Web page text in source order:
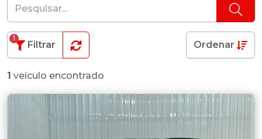
Filtrar
1
Ordenar
1 veículo encontrado